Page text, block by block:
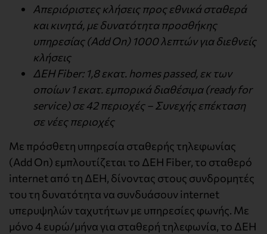
Απεριόριστες κλήσεις προς εθνικά σταθερά
και κινητά, με δυνατότητα προσθήκης
υπηρεσίας (Add On) 1000 λεπτών για διεθνείς
κλήσεις
ΔΕΗ Fiber: 1,8 εκατ. homes passed, εκ των
οποίων 1 εκατ. εμπορικά διαθέσιμα (ready for
service) σε 42 περιοχές – Συνεχής επέκταση
σε νέες περιοχές
Με πρόσθετη υπηρεσία σταθερής τηλεφωνίας
(Add On) εμπλουτίζεται το ΔΕΗ Fiber, το σταθερό
internet από τη ΔΕΗ, δίνοντας στους συνδρομητές
του τη δυνατότητα να συνδυάσουν internet
υπερυψηλών ταχυτήτων με υπηρεσίες φωνής. Με
μόνο 4 ευρώ/μήνα για σταθερή τηλεφωνία, το ΔΕΗ